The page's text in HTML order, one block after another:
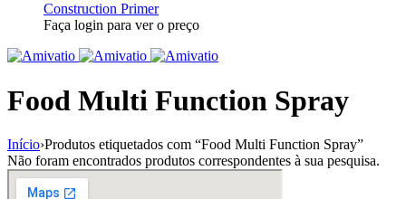
Construction Primer
Faça login para ver o preço
Food Multi Function Spray
Início›Produtos etiquetados com “Food Multi Function Spray”
Não foram encontrados produtos correspondentes à sua pesquisa.